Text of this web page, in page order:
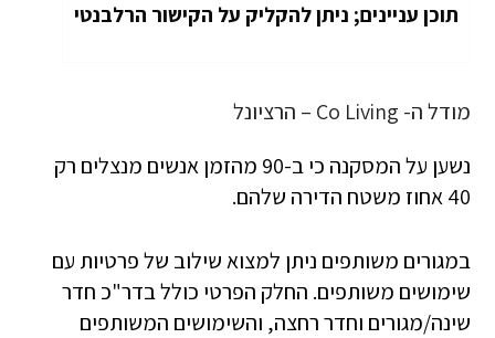
תוכן עניינים; ניתן להקליק על הקישור הרלבנטי
מודל ה- Co Living – הרציונל
נשען על המסקנה כי ב-90 מהזמן אנשים מנצלים רק
40 אחוז משטח הדירה שלהם.
במגורים משותפים ניתן למצוא שילוב של פרטיות עם
שימושים משותפים. החלק הפרטי כולל בדר"כ חדר
שינה/מגורים וחדר רחצה, והשימושים המשותפים